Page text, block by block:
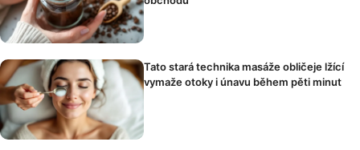
Tato stará technika masáže obličeje lžící
vymaže otoky i únavu během pěti minut